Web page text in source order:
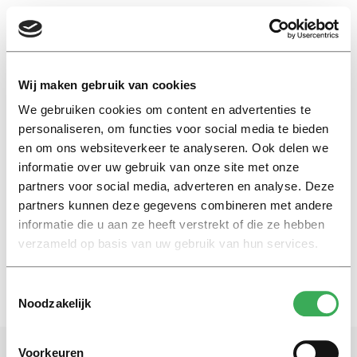
Wij maken gebruik van cookies
We gebruiken cookies om content en advertenties te
personaliseren, om functies voor social media te bieden
en om ons websiteverkeer te analyseren. Ook delen we
informatie over uw gebruik van onze site met onze
partners voor social media, adverteren en analyse. Deze
partners kunnen deze gegevens combineren met andere
informatie die u aan ze heeft verstrekt of die ze hebben
verzameld op basis van uw gebruik van hun services.
Noodzakelijk
Voorkeuren
EN
Verbond van Verzekeraars
Nieuws
Pas op met opladen mobiele
telefoon
07 november 2017